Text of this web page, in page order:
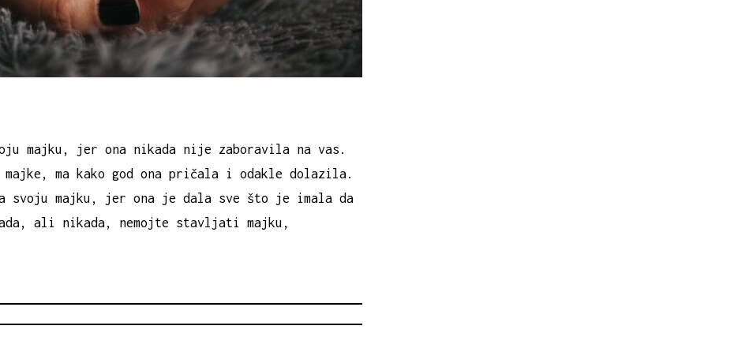
majku, jer ona nikada nije zaboravila na vas.
ma kako god ona pričala i odakle dolazila.
svoju majku, jer ona je dala sve što je imala da
ali nikada, nemojte stavljati majku,